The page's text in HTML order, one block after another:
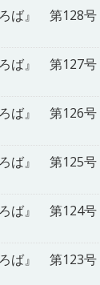
ろば』 第128号
ろば』 第127号
ろば』 第126号
ろば』 第125号
ろば』 第124号
ろば』 第123号